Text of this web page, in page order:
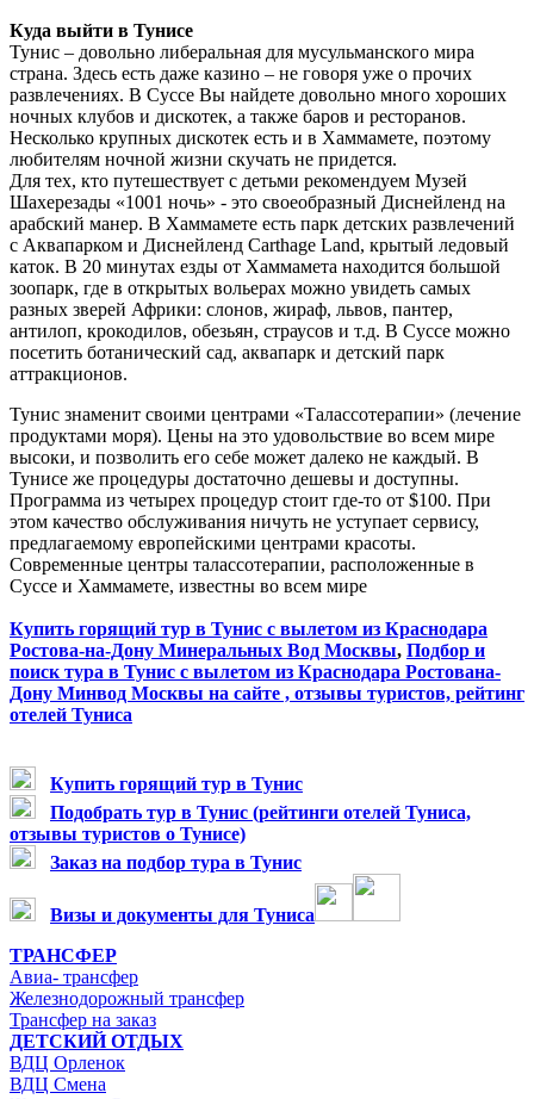
Куда выйти в Тунисе
Тунис – довольно либеральная для мусульманского мира
страна. Здесь есть даже казино – не говоря уже о прочих
развлечениях. В Суссе Вы найдете довольно много хороших
ночных клубов и дискотек, а также баров и ресторанов.
Несколько крупных дискотек есть и в Хаммамете, поэтому
любителям ночной жизни скучать не придется.
Для тех, кто путешествует с детьми рекомендуем Музей
Шахерезады «1001 ночь» - это своеобразный Диснейленд на
арабский манер. В Хаммамете есть парк детских развлечений
с Аквапарком и Диснейленд Carthage Land, крытый ледовый
каток. В 20 минутах езды от Хаммамета находится большой
зоопарк, где в открытых вольерах можно увидеть самых
разных зверей Африки: слонов, жираф, львов, пантер,
антилоп, крокодилов, обезьян, страусов и т.д. В Суссе можно
посетить ботанический сад, аквапарк и детский парк
аттракционов.
Тунис знаменит своими центрами «Талассотерапии» (лечение
продуктами моря). Цены на это удовольствие во всем мире
высоки, и позволить его себе может далеко не каждый. В
Тунисе же процедуры достаточно дешевы и доступны.
Программа из четырех процедур стоит где-то от $100. При
этом качество обслуживания ничуть не уступает сервису,
предлагаемому европейскими центрами красоты.
Современные центры талассотерапии, расположенные в
Суссе и Хаммамете, известны во всем мире
Купить горящий тур в Тунис с вылетом из Краснодара
Ростова-на-Дону Минеральных Вод Москвы, Подбор и
поиск тура в Тунис с вылетом из Краснодара Ростована-
Дону Минвод Москвы на сайте , отзывы туристов, рейтинг
отелей Туниса
Купить горящий тур в Тунис
Подобрать тур в Тунис (рейтинги отелей Туниса,
отзывы туристов о Тунисе)
Заказ на подбор тура в Тунис
Визы и документы для Туниса
ТРАНСФЕР
Авиа- трансфер
Железнодорожный трансфер
Трансфер на заказ
ДЕТСКИЙ ОТДЫХ
ВДЦ Орленок
ВДЦ Смена